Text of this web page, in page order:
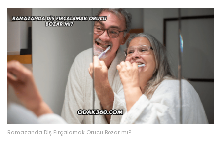
Ramazanda Diş Fırçalamak Orucu Bozar mı?